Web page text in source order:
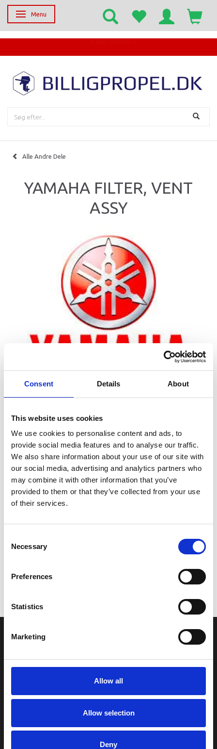
Consent Details About
This website uses cookies
We use cookies to personalise content and ads, to
provide social media features and to analyse our traffic.
We also share information about your use of our site with
our social media, advertising and analytics partners who
may combine it with other information that you’ve
provided to them or that they’ve collected from your use
of their services.
Selection
Necessary
Preferences
Statistics
Marketing
Allow all
Allow selection
Deny
Skifte navigation
Menu
Alle Andre Dele
YAMAHA FILTER, VENT
ASSY
Zoom
Leveringstid er 5-6 dag(e)
Model/varenr.: EW2621400000
1.427,74 DKK
Vi oplever i øjeblikket store og hyppige prisændringer i markedet.
leveres, eller hvor prisen afviger fra det viste. Vi kontakter dig
naturligvis, hvis dette er tilfældet.
INFORMATIONER